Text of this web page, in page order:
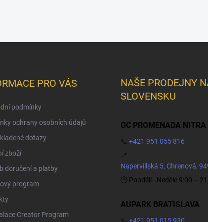
PRO VÁS
podmínky
ochrany osobních údajů
dotazy
zboží
doručení a platby
program
Creator Program
NAŠE PRODEJNY
SLOVENSKU
OC PROMENADA NITRA
📞 +421 951 055 816
📍
Napervillská 5, Chrenová,
🕒 Pondělí - Neděle 9:00 –
AUPARK BRATISLAVA